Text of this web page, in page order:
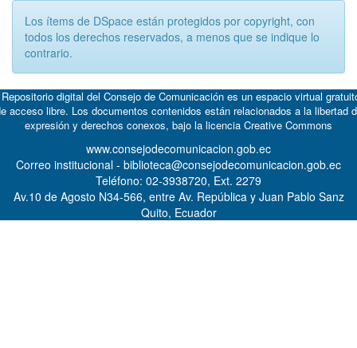
Los ítems de DSpace están protegidos por copyright, con
todos los derechos reservados, a menos que se indique lo
contrario.
digital del Consejo de Comunicación es un espacio virtual
acceso libre. Los documentos contenidos están relacionados a la libertad
expresión y derechos conexos, bajo la licencia Creative Commons
www.consejodecomunicacion.gob.ec
Correo institucional - biblioteca@consejodecomunicacion.gob.ec
Teléfono: 02-3938720, Ext. 2279
Av.10 de Agosto N34-566, entre Av. República y Juan Pablo Sanz
Quito, Ecuador